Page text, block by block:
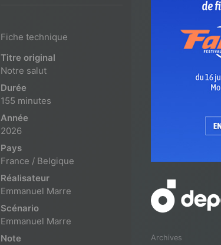
Fiche technique
Titre original
Notre salut
Durée
155 minutes
Année
2026
Pays
France / Belgique
Réalisateur
Emmanuel Marre
Scénario
Emmanuel Marre
Note
Archives